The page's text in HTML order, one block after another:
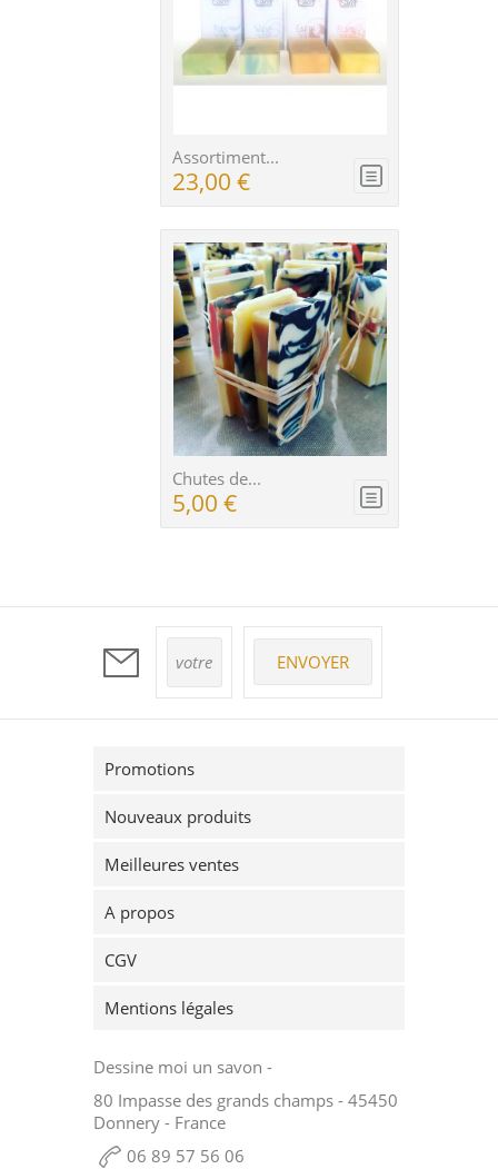
Assortiment...
23,00 €
Chutes de...
5,00 €
Promotions
Nouveaux produits
Meilleures ventes
A propos
CGV
Mentions légales
Dessine moi un savon -
80 Impasse des grands champs - 45450
Donnery - France
06 89 57 56 06